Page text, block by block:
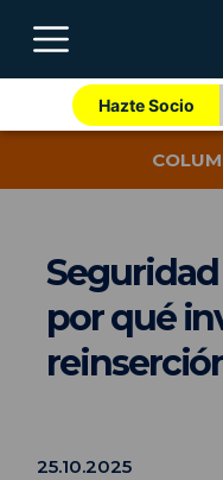
Hazte Socio
por qué
25.10.2025